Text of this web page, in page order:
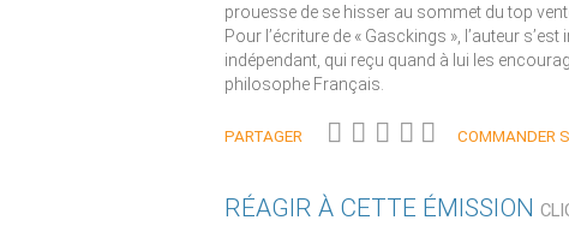
prouesse de se hisser au sommet du top
Pour l’écriture de « Gasckings », l’auteur
indépendant, qui reçu quand à lui les
philosophe Français.
PARTAGER COMMANDER
RÉAGIR À CETTE ÉMISSION